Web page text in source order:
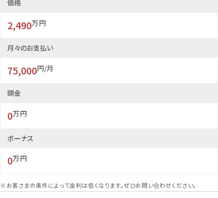
価格
2,490万円
月々のお支払い
75,000円/月
頭金
0万円
ボーナス
0万円
※お客さまの条件によって金利は低くなります。ぜひお問い合わせください。